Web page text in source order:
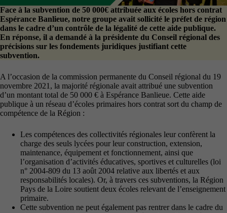
Face à la subvention de 50 000€ attribuée aux écoles hors contrat
Espérance Banlieue, notre groupe avait sollicité le préfet de région
dans le cadre d’un contrôle de la légalité de cette aide publique.
En réponse, il a demandé à la présidente du Conseil régional des
précisions sur les fondements juridiques justifiant cette
subvention.
A l’occasion de la commission permanente du Conseil régional du 19
novembre 2021, la majorité régionale avait attribué une subvention
d’un montant total de 50 000 € à Espérance Banlieue. Cette aide
publique à un réseau d’écoles primaires hors contrat sort du champ de
compétence de la Région :
Les compétences des collectivités régionales leur confèrent la
charge des seuls lycées pour leur construction, extension,
maintenance, équipement et fonctionnement, ainsi que
l’organisation d’activités éducatives, sportives et culturelles (loi
n° 2004-809 du 13 août 2004 relative aux libertés et aux
responsabilités locales). Or, à travers ces subventions, la Région
Pays de la Loire soutient deux écoles relevant de l’enseignement
primaire.
Cette subvention ne peut également pas rentrer dans le cadre du